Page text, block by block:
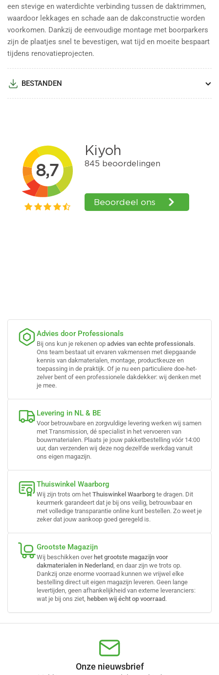
een stevige en waterdichte verbinding tussen de daktrimmen,
waardoor lekkages en schade aan de dakconstructie worden
voorkomen. Dankzij de eenvoudige montage met boorparkers
zijn de plaatjes snel te bevestigen, wat tijd en moeite bespaart
tijdens renovatieprojecten.
BESTANDEN
Advies door Professionals
Bij ons kun je rekenen op advies van echte professionals.
Ons team bestaat uit ervaren vakmensen met diepgaande
kennis van dakmaterialen, montage, productkeuze en
toepassing in de praktijk. Of je nu een particuliere doe-het-
zelver bent of een professionele dakdekker: wij denken met
je mee.
Levering in NL & BE
Voor betrouwbare en zorgvuldige levering werken wij samen
met Transmission, dé specialist in het vervoeren van
bouwmaterialen. Plaats je jouw pakketbestelling vóór 14:00
uur, dan verzenden wij deze nog dezelfde werkdag vanuit
ons eigen magazijn.
Thuiswinkel Waarborg
Wij zijn trots om het Thuiswinkel Waarborg te dragen. Dit
keurmerk garandeert dat je bij ons veilig, betrouwbaar en
met volledige transparantie online kunt bestellen. Zo weet je
zeker dat jouw aankoop goed geregeld is.
Grootste Magazijn
Wij beschikken overhet grootste magazijn voor
dakmaterialen in Nederland , en daar zijn we trots op.
Dankzij onze enorme voorraad kunnen we vrijwel elke
bestelling direct uit eigen magazijn leveren. Geen lange
levertijden, geen afhankelijkheid van externe leveranciers:
wat je bij ons ziet, hebben wij écht op voorraad.
Onze nieuwsbrief